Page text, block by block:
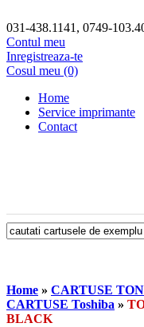
031-438.1141, 0749-
Contul meu
Inregistreaza-te
Cosul meu (0)
Home
Service imprimante
Contact
Home » CARTUSE
CARTUSE Toshiba »
BLACK